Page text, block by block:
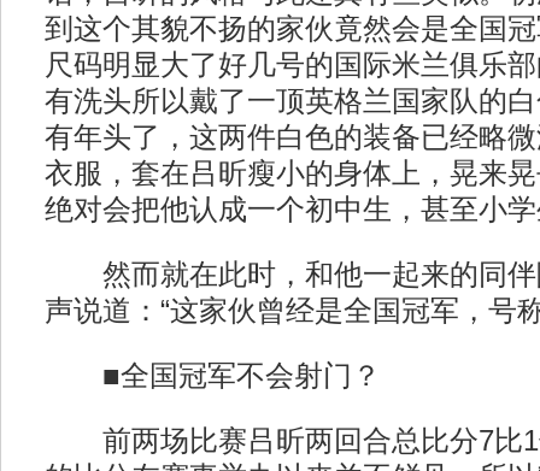
到这个其貌不扬的家伙竟然会是全国
尺码明显大了好几号的国际米兰俱乐
有洗头所以戴了一顶英格兰国家队的
有年头了，这两件白色的装备已经略
衣服，套在吕昕瘦小的身体上，晃来
绝对会把他认成一个初中生，甚至小
然而就在此时，和他一起来的同伴
声说道：“这家伙曾经是全国冠军，号
■全国冠军不会射门？
前两场比赛吕昕两回合总比分7比1